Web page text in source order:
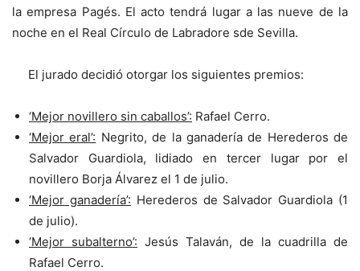
la empresa Pagés. El acto tendrá lugar a las nueve de la
noche en el Real Círculo de Labradore sde Sevilla.
El jurado decidió otorgar los siguientes premios:
‘Mejor novillero sin caballos’: Rafael Cerro.
‘Mejor eral’: Negrito, de la ganadería de Herederos de
Salvador Guardiola, lidiado en tercer lugar por el
novillero Borja Álvarez el 1 de julio.
‘Mejor ganadería’: Herederos de Salvador Guardiola (1
de julio).
‘Mejor subalterno’: Jesús Talaván, de la cuadrilla de
Rafael Cerro.